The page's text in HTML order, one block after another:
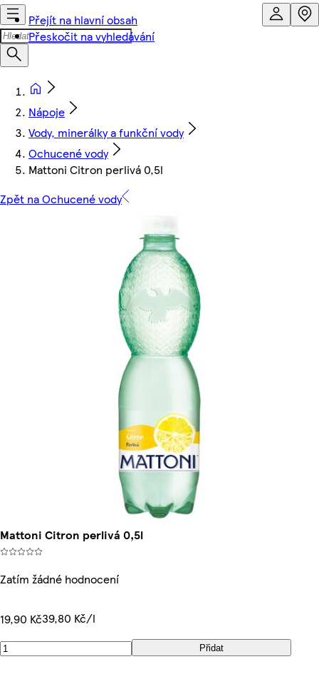
Přejít na hlavní obsah
Přeskočit na vyhledávání
Nápoje
Vody, minerálky a funkční vody
Ochucené vody
Mattoni Citron perlivá 0,5l
Zpět na Ochucené vody
Mattoni Citron perlivá 0,5l
Zatím žádné hodnocení
19,90 Kč39,80 Kč/l
Přidat